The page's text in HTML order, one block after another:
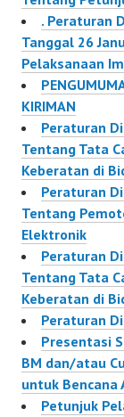
. Peraturan
Tanggal 26
Pelaksanaan
KIRIMAN
Peraturan
Tentang Tata
Keberatan di
Peraturan
Tentang
Elektronik
Peraturan
Tentang Tata
Keberatan di
Peraturan
Presentasi
BM dan/atau
untuk Bencana
Petunjuk